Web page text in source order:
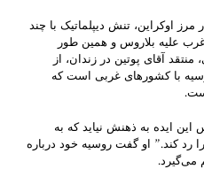
اوکراین، تنش دیپلماتیک با چند
علیه بلاروس و همین طور
منتقد آقای پوتین در زندان، از
با کشورهای غربی است که
ایده به ذهنش نیاید که به
رد کند.” او گفت روسیه خود درباره